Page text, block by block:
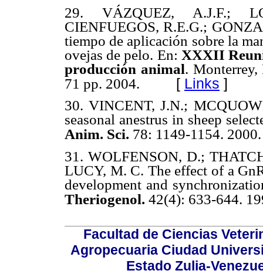
29. VÁZQUEZ, A.J.F.;
CIENFUEGOS, R.E.G.;
tiempo de aplicación sobre la
ovejas de pelo. En: XXXII
producción animal.
71 pp. 2004.
[ Links ]
30.VINCENT, J.N.;
seasonal anestrus in sheep
Anim. Sci. 78: 1149-1154.
31. WOLFENSON, D.;
LUCY, M. C. The effect of a
development and
Theriogenol. 42(4): 633-644.
Facultad de Ciencias
Agropecuaria Ciudad
Estado Zulia-